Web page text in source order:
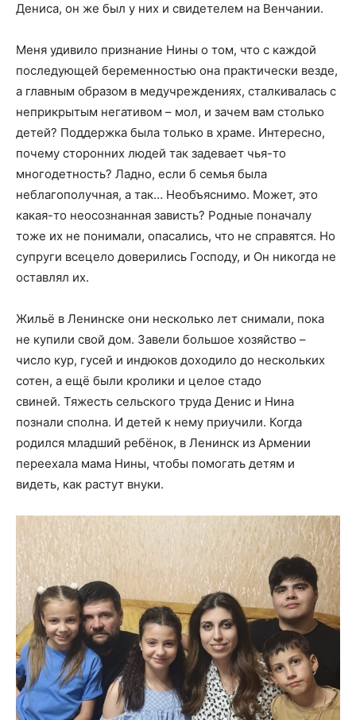
Дениса, он же был у них и свидетелем на Венчании.
Меня удивило признание Нины о том, что с каждой
последующей беременностью она практически везде,
а главным образом в медучреждениях, сталкивалась с
неприкрытым негативом – мол, и зачем вам столько
детей? Поддержка была только в храме. Интересно,
почему сторонних людей так задевает чья-то
многодетность? Ладно, если б семья была
неблагополучная, а так… Необъяснимо. Может, это
какая-то неосознанная зависть? Родные поначалу
тоже их не понимали, опасались, что не справятся. Но
супруги всецело доверились Господу, и Он никогда не
оставлял их.
Жильё в Ленинске они несколько лет снимали, пока
не купили свой дом. Завели большое хозяйство –
число кур, гусей и индюков доходило до нескольких
сотен, а ещё были кролики и целое стадо
свиней. Тяжесть сельского труда Денис и Нина
познали сполна. И детей к нему приучили. Когда
родился младший ребёнок, в Ленинск из Армении
переехала мама Нины, чтобы помогать детям и
видеть, как растут внуки.